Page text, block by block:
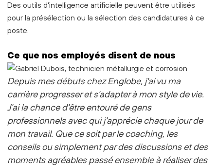
Des outils d'intelligence artificielle peuvent être utilisés
pour la présélection ou la sélection des candidatures à ce
poste.
Ce que nos employés disent de nous
Depuis mes débuts chez Englobe, j'ai vu ma
carrière progresser et s'adapter à mon style de vie.
J'ai la chance d'être entouré de gens
professionnels avec qui j'apprécie chaque jour de
mon travail. Que ce soit par le coaching, les
conseils ou simplement par des discussions et des
moments agréables passé ensemble à réaliser des